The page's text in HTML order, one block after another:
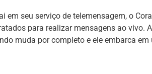
em seu serviço de telemensagem, o
para realizar mensagens ao vivo.
muda por completo e ele embarca